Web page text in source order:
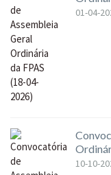
01-04-
10-10-